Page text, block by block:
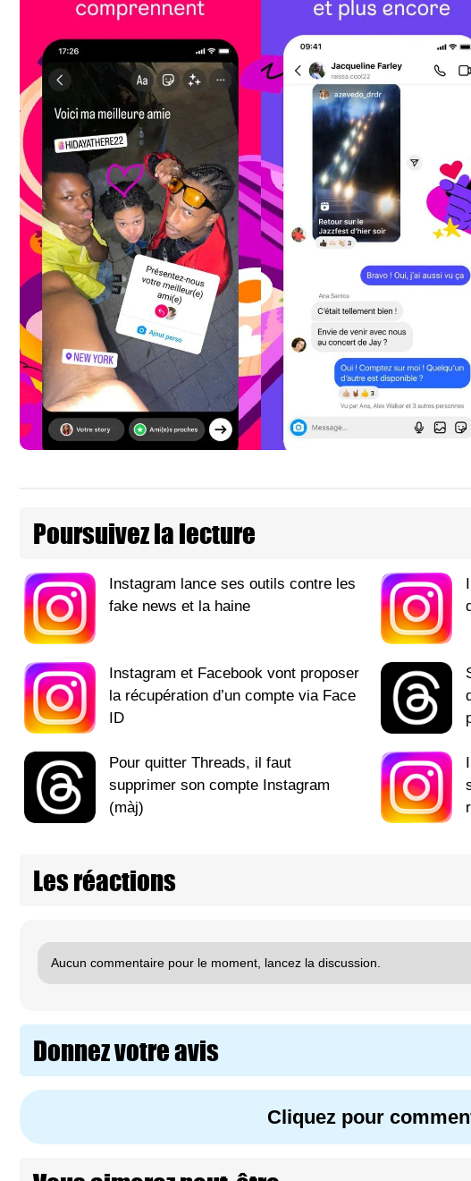
Poursuivez la lecture
Instagram lance ses outils contre les
fake news et la haine
Instagram et Facebook vont proposer
la récupération d’un compte via Face
ID
Pour quitter Threads, il faut
supprimer son compte Instagram
(màj)
Les réactions
Aucun commentaire pour le moment, lancez la discussion.
Donnez votre avis
Cliquez pour